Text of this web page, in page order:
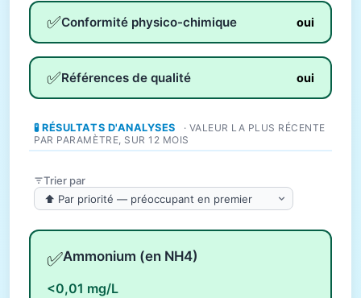
✅Conformité physico-chimique oui
✅Références de qualité oui
🧪 RÉSULTATS D'ANALYSES
· VALEUR LA PLUS RÉCENTE
PAR PARAMÈTRE, SUR 12 MOIS
Trier par
✅Ammonium (en NH4)
<0,01 mg/L